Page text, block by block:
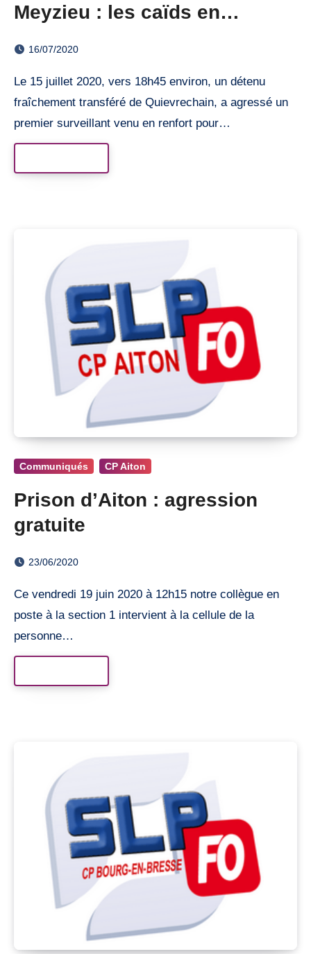
Meyzieu : les caïds en
16/07/2020
Le 15 juillet 2020, vers 18h45 environ, un détenu
fraîchement transféré de Quievrechain, a agressé un
premier surveillant venu en renfort pour…
Communiqués CP Aiton
Prison d’Aiton : agression
gratuite
23/06/2020
Ce vendredi 19 juin 2020 à 12h15 notre collègue en
poste à la section 1 intervient à la cellule de la
personne…